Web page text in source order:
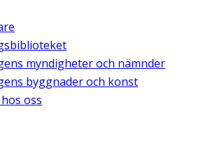
myndigheter och nämnder
byggnader och konst
oss